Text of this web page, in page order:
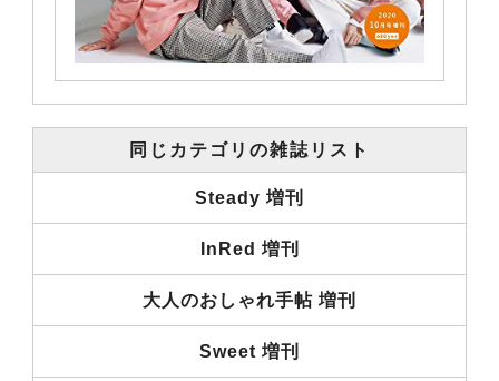
同じカテゴリの雑誌リスト
Steady 増刊
InRed 増刊
大人のおしゃれ手帖 増刊
Sweet 増刊